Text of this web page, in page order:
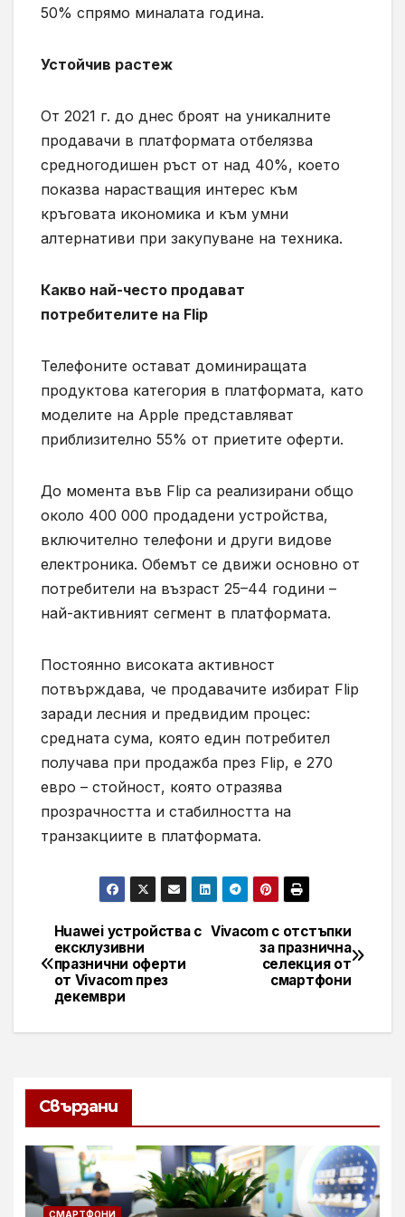
50% спрямо миналата година.
Устойчив растеж
От 2021 г. до днес броят на уникалните
продавачи в платформата отбелязва
средногодишен ръст от над 40%, което
показва нарастващия интерес към
кръговата икономика и към умни
алтернативи при закупуване на техника.
Какво най-често продават
потребителите на Flip
Телефоните остават доминиращата
продуктова категория в платформата, като
моделите на Apple представляват
приблизително 55% от приетите оферти.
До момента във Flip са реализирани общо
около 400 000 продадени устройства,
включително телефони и други видове
електроника. Обемът се движи основно от
потребители на възраст 25–44 години –
най-активният сегмент в платформата.
Постоянно високата активност
потвърждава, че продавачите избират Flip
заради лесния и предвидим процес:
средната сума, която един потребител
получава при продажба през Flip, е 270
евро – стойност, която отразява
прозрачността и стабилността на
транзакциите в платформата.
Навигация
Vivacom с отстъпки
за празнична
селекция от
смартфони
Huawei устройства с
ексклузивни
празнични оферти
от Vivacom през
декември
Свързани
СМАРТФОНИ